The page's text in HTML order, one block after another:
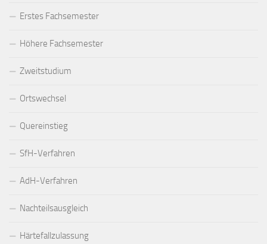
Erstes Fachsemester
Höhere Fachsemester
Zweitstudium
Ortswechsel
Quereinstieg
SfH-Verfahren
AdH-Verfahren
Nachteilsausgleich
Härtefallzulassung